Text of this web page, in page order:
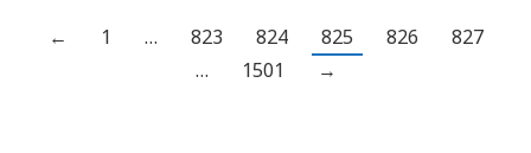
медбикелер университет тарихымен,
оқу мерзімі 2 жыл 6 ай 10 ай болатын
← 1 … 823 824 825 826
827
…
1501 →